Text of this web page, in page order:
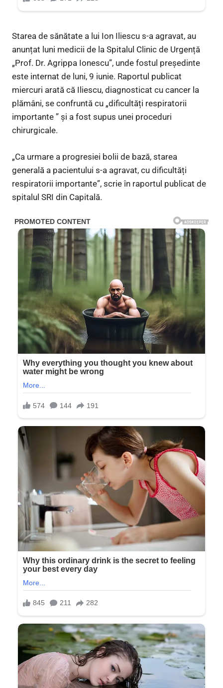
Starea de sănătate a lui Ion Iliescu s-a agravat, au
anunțat luni medicii de la Spitalul Clinic de Urgență
„Prof. Dr. Agrippa Ionescu”, unde fostul președinte
este internat de luni, 9 iunie. Raportul publicat
miercuri arată că Iliescu, diagnosticat cu cancer la
plămâni, se confruntă cu „dificultăți respiratorii
importante ” și a fost supus unei proceduri
chirurgicale.
„Ca urmare a progresiei bolii de bază, starea
generală a pacientului s-a agravat, cu dificultăți
respiratorii importante”, scrie în raportul publicat de
spitalul SRI din Capitală.